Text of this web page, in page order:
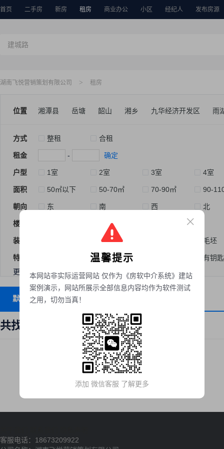
首页 二手房 新房 租房 商业办公 小区 经纪人 发布房源
湖南飞悦营销策划有限公司 > 租房
位置 湘潭县 岳塘 韶山 湘乡 九华经济开发区 雨
方式 整租 合租
租金 - 确定
户型 1室 2室 3室 4室
面积 50㎡以下 50-70㎡ 70-90㎡ 90-
朝向 东 南 西 北
楼层 中楼层
装修 精装 毛坯
特色 有车位
有钥匙
更多选项
默认排序 发布时间
共找到
客服电话：18673209922
温馨提示
本网站非实际运营网站 仅作为《房软中介系统》建站
案例演示，网站所展示全部信息内容均作为软件测试
之用，切勿当真！
添加 微信客服 了解更多